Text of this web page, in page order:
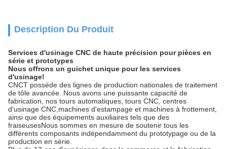
Description Du Produit
Services d'usinage CNC de haute précision pour pièces en
série et prototypes
Nous offrons un guichet unique pour les services
d'usinage!
CNCT possède des lignes de production nationales de traitement
de tôle avancée. Nous avons une puissante capacité de
fabrication, nos tours automatiques, tours CNC, centres
d'usinage CNC,machines d'estampage et machines à frottement,
ainsi que des équipements auxiliaires tels que des
fraiseusesNous sommes en mesure de soutenir tous les
différents composants indépendamment du prototypage ou de la
production en série.